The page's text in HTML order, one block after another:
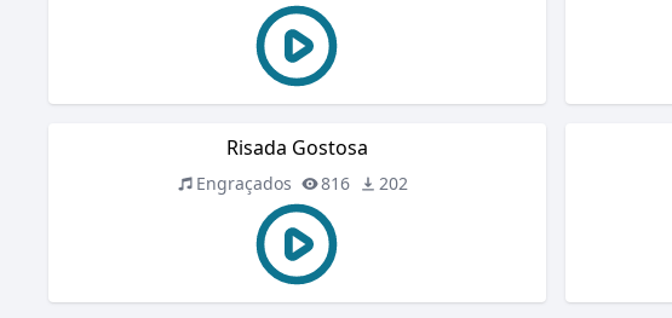
Risada Gostosa
Engraçados 816 202